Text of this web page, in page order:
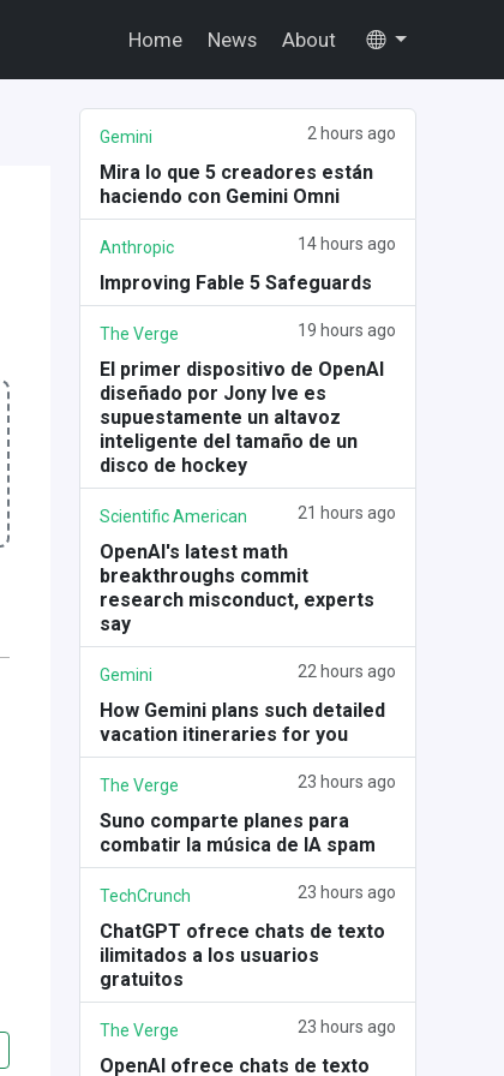
Home News About
Gemini 2 hours ago
Mira lo que 5 creadores están
haciendo con Gemini Omni
Anthropic 14 hours ago
Improving Fable 5 Safeguards
The Verge 19 hours ago
El primer dispositivo de OpenAI
diseñado por Jony Ive es
supuestamente un altavoz
inteligente del tamaño de un
disco de hockey
Scientific American 21 hours ago
OpenAI's latest math
breakthroughs commit
research misconduct, experts
say
Gemini 22 hours ago
How Gemini plans such detailed
vacation itineraries for you
The Verge 23 hours ago
Suno comparte planes para
combatir la música de IA spam
TechCrunch 23 hours ago
ChatGPT ofrece chats de texto
ilimitados a los usuarios
gratuitos
The Verge 23 hours ago
OpenAI ofrece chats de texto